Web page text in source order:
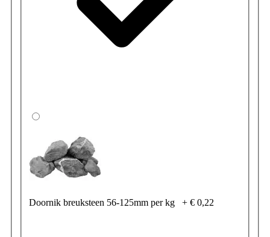
Doornik breuksteen 56-125mm per kg + € 0,22